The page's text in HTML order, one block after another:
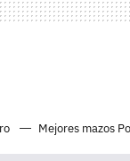
Mejores mazos